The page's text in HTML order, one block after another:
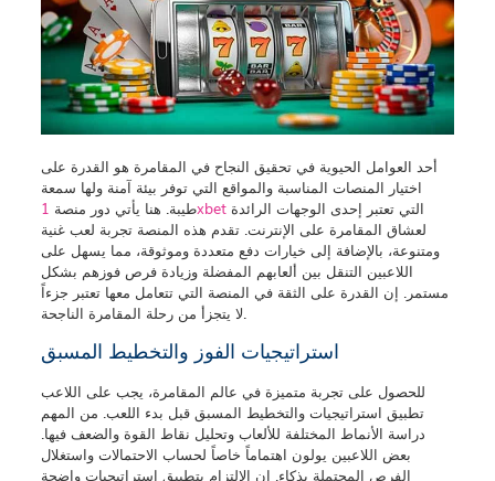
أحد العوامل الحيوية في تحقيق النجاح في المقامرة هو القدرة على
اختيار المنصات المناسبة والمواقع التي توفر بيئة آمنة ولها سمعة
طيبة. هنا يأتي دور منصة1xbetالتي تعتبر إحدى الوجهات الرائدة
لعشاق المقامرة على الإنترنت. تقدم هذه المنصة تجربة لعب غنية
ومتنوعة، بالإضافة إلى خيارات دفع متعددة وموثوقة، مما يسهل على
اللاعبين التنقل بين ألعابهم المفضلة وزيادة فرص فوزهم بشكل
مستمر. إن القدرة على الثقة في المنصة التي تتعامل معها تعتبر جزءاً
لا يتجزأ من رحلة المقامرة الناجحة.
استراتيجيات الفوز والتخطيط المسبق
للحصول على تجربة متميزة في عالم المقامرة، يجب على اللاعب
تطبيق استراتيجيات والتخطيط المسبق قبل بدء اللعب. من المهم
دراسة الأنماط المختلفة للألعاب وتحليل نقاط القوة والضعف فيها.
بعض اللاعبين يولون اهتماماً خاصاً لحساب الاحتمالات واستغلال
الفرص المحتملة بذكاء. إن الالتزام بتطبيق استراتيجيات واضحة